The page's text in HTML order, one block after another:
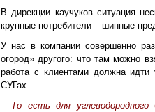
В дирекции каучуков ситуация
крупные потребители – шинные
У нас в компании совершенно
огород» другого: что там можно
работа с клиентами должна
СУГах.
– То есть для углеводородного